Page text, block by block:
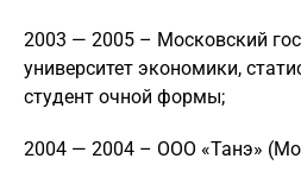
2003 — 2005 – Московский
университет экономики,
студент очной формы;
2004 — 2004 – ООО «Танэ»